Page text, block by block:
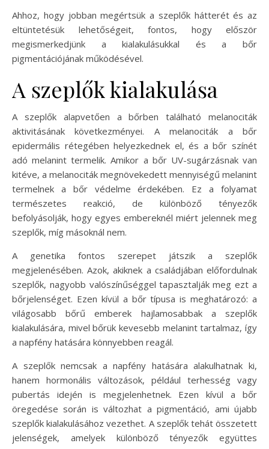
Ahhoz, hogy jobban megértsük a szeplők hátterét és az
eltüntetésük lehetőségeit, fontos, hogy először
megismerkedjünk a kialakulásukkal és a bőr
pigmentációjának működésével.
A szeplők kialakulása
A szeplők alapvetően a bőrben található melanociták
aktivitásának következményei. A melanociták a bőr
epidermális rétegében helyezkednek el, és a bőr színét
adó melanint termelik. Amikor a bőr UV-sugárzásnak van
kitéve, a melanociták megnövekedett mennyiségű melanint
termelnek a bőr védelme érdekében. Ez a folyamat
természetes reakció, de különböző tényezők
befolyásolják, hogy egyes embereknél miért jelennek meg
szeplők, míg másoknál nem.
A genetika fontos szerepet játszik a szeplők
megjelenésében. Azok, akiknek a családjában előfordulnak
szeplők, nagyobb valószínűséggel tapasztalják meg ezt a
bőrjelenséget. Ezen kívül a bőr típusa is meghatározó: a
világosabb bőrű emberek hajlamosabbak a szeplők
kialakulására, mivel bőrük kevesebb melanint tartalmaz, így
a napfény hatására könnyebben reagál.
A szeplők nemcsak a napfény hatására alakulhatnak ki,
hanem hormonális változások, például terhesség vagy
pubertás idején is megjelenhetnek. Ezen kívül a bőr
öregedése során is változhat a pigmentáció, ami újabb
szeplők kialakulásához vezethet. A szeplők tehát összetett
jelenségek, amelyek különböző tényezők együttes